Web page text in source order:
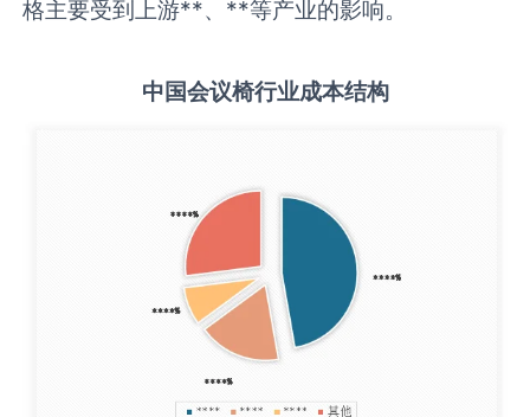
格主要受到上游**、**等产业的影响。
中国会议椅行业成本结构